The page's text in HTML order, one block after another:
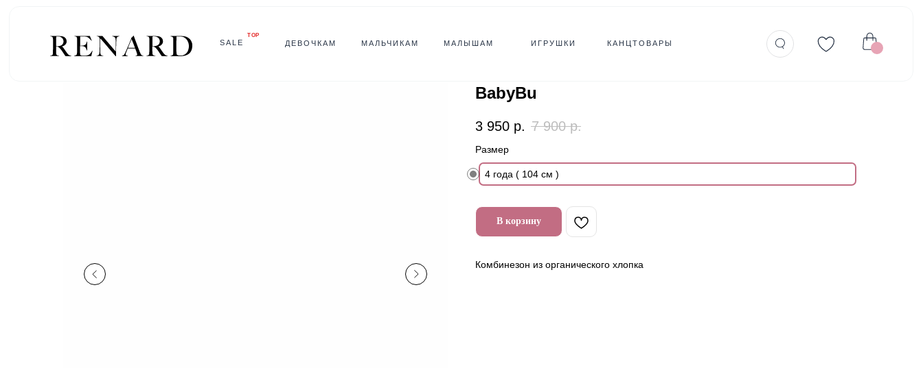
SALE
TOP
ДЕВОЧКАМ МАЛЬЧИКАМ МАЛЫШАМ ИГРУШКИ КАНЦТОВАРЫ
BabyBu
3 950 р. 7 900 р.
Размер
4 года ( 104 см )
В корзину
Комбинезон из органического хлопка